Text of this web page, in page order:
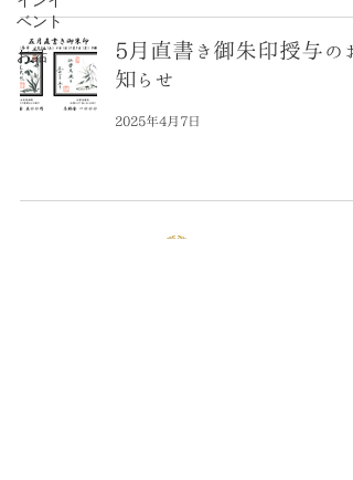
ベント
お話
5月直書き御朱印授与のお
知らせ
2025年4月7日